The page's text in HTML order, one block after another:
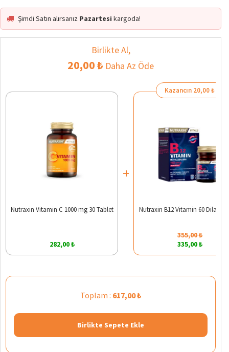
Şimdi Satın alırsanız Pazartesi kargoda!
Birlikte Al,
20,00 ₺ Daha Az Öde
Nutraxin Vitamin C 1000 mg 30 Tablet
282,00 ₺
+
Kazancın 20,00 ₺
Nutraxin B12 Vitamin 60 Dilaltı
355,00 ₺
335,00 ₺
Toplam : 617,00 ₺
Birlikte Sepete Ekle